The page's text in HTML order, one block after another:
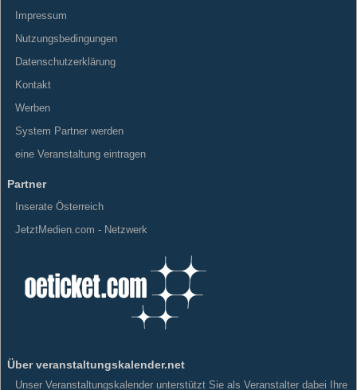
Impressum
Nutzungsbedingungen
Datenschutzerklärung
Kontakt
Werben
System Partner werden
eine Veranstaltung eintragen
Partner
Inserate Österreich
JetztMedien.com - Netzwerk
Über veranstaltungskalender.net
Unser Veranstaltungskalender unterstützt Sie als Veranstalter dabei Ihre